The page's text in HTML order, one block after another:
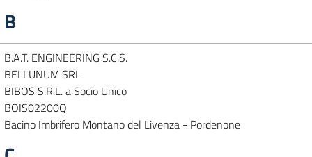
B
B.A.T. ENGINEERING S.C.S.
BELLUNUM SRL
BIBOS S.R.L. a Socio Unico
BOIS02200Q
Bacino Imbrifero Montano del Livenza - Pordenone